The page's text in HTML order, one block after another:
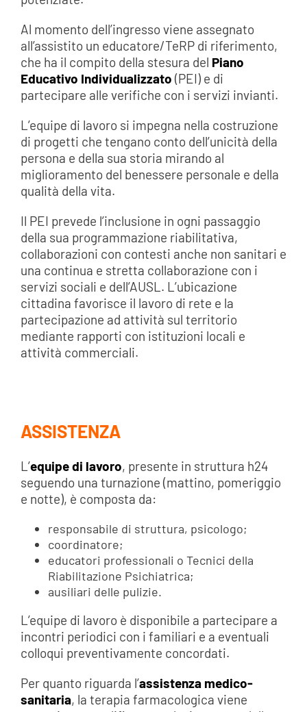
Al momento dell’ingresso viene assegnato
all’assistito un educatore/TeRP di riferimento,
che ha il compito della stesura del Piano
Educativo Individualizzato (PEI) e di
partecipare alle verifiche con i servizi invianti.
L’equipe di lavoro si impegna nella costruzione
di progetti che tengano conto dell’unicità della
persona e della sua storia mirando al
miglioramento del benessere personale e della
qualità della vita.
Il PEI prevede l’inclusione in ogni passaggio
della sua programmazione riabilitativa,
collaborazioni con contesti anche non sanitari e
una continua e stretta collaborazione con i
servizi sociali e dell’AUSL. L’ubicazione
cittadina favorisce il lavoro di rete e la
partecipazione ad attività sul territorio
mediante rapporti con istituzioni locali e
attività commerciali.
ASSISTENZA
L’equipe di lavoro, presente in struttura h24
seguendo una turnazione (mattino, pomeriggio
e notte), è composta da:
responsabile di struttura, psicologo;
coordinatore;
educatori professionali o Tecnici della
Riabilitazione Psichiatrica;
ausiliari delle pulizie.
L’equipe di lavoro è disponibile a partecipare a
incontri periodici con i familiari e a eventuali
colloqui preventivamente concordati.
Per quanto riguarda l’assistenza medico-
sanitaria, la terapia farmacologica viene